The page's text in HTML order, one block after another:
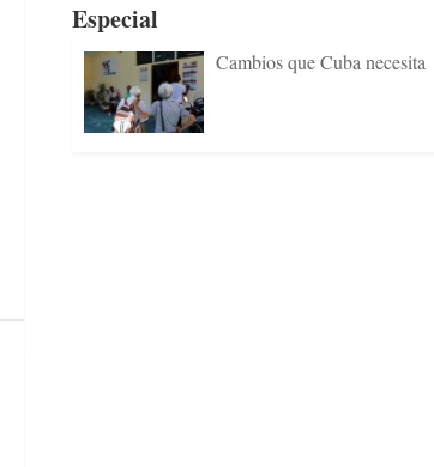
Especial
Cambios que Cuba necesita